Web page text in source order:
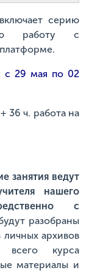
серию
работу с
с 29 мая по 02
36 ч. работа на
занятия ведут
нашего
с
разобраны
архивов
курса
материалы и